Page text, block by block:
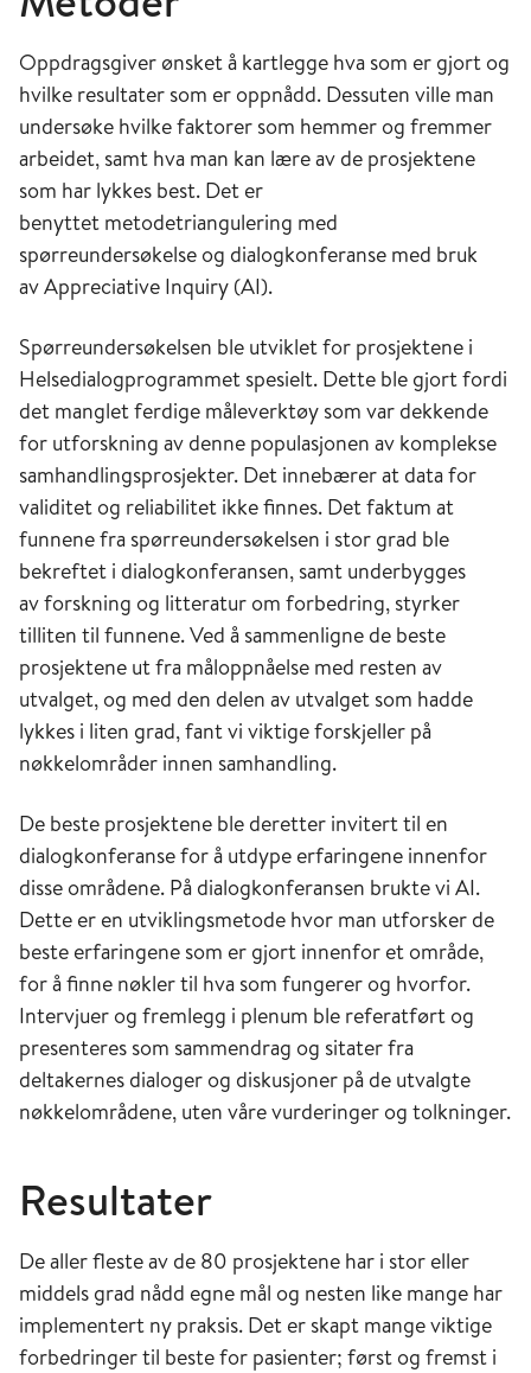
Oppdragsgiver ønsket å kartlegge hva som er gjort og
hvilke resultater som er oppnådd. Dessuten ville man
undersøke hvilke faktorer som hemmer og fremmer
arbeidet, samt hva man kan lære av de prosjektene
som har lykkes best. Det er
benyttet metodetriangulering med
spørreundersøkelse og dialogkonferanse med bruk
av Appreciative Inquiry (AI).
Spørreundersøkelsen ble utviklet for prosjektene i
Helsedialogprogrammet spesielt. Dette ble gjort fordi
det manglet ferdige måleverktøy som var dekkende
for utforskning av denne populasjonen av komplekse
samhandlingsprosjekter. Det innebærer at data for
validitet og reliabilitet ikke finnes. Det faktum at
funnene fra spørreundersøkelsen i stor grad ble
bekreftet i dialogkonferansen, samt underbygges
av forskning og litteratur om forbedring, styrker
tilliten til funnene. Ved å sammenligne de beste
prosjektene ut fra måloppnåelse med resten av
utvalget, og med den delen av utvalget som hadde
lykkes i liten grad, fant vi viktige forskjeller på
nøkkelområder innen samhandling.
De beste prosjektene ble deretter invitert til en
dialogkonferanse for å utdype erfaringene innenfor
disse områdene. På dialogkonferansen brukte vi AI.
Dette er en utviklingsmetode hvor man utforsker de
beste erfaringene som er gjort innenfor et område,
for å finne nøkler til hva som fungerer og hvorfor.
Intervjuer og fremlegg i plenum ble referatført og
presenteres som sammendrag og sitater fra
deltakernes dialoger og diskusjoner på de utvalgte
nøkkelområdene, uten våre vurderinger og tolkninger.
Resultater
De aller fleste av de 80 prosjektene har i stor eller
middels grad nådd egne mål og nesten like mange har
implementert ny praksis. Det er skapt mange viktige
forbedringer til beste for pasienter; først og fremst i